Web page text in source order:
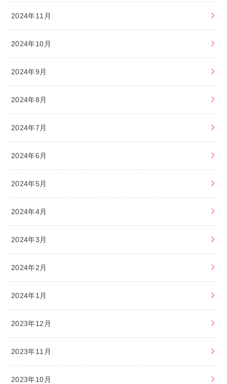
2024年11月
2024年10月
2024年9月
2024年8月
2024年7月
2024年6月
2024年5月
2024年4月
2024年3月
2024年2月
2024年1月
2023年12月
2023年11月
2023年10月